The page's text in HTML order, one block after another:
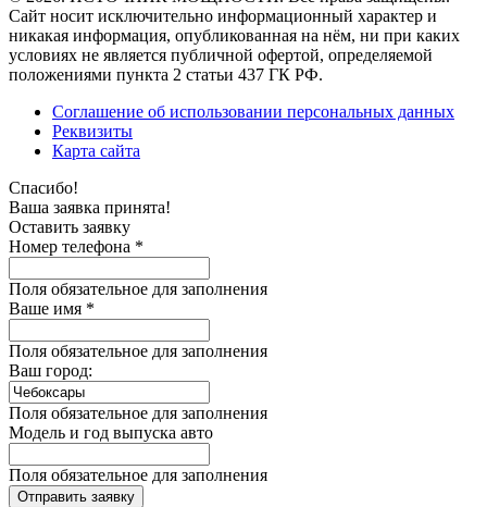
Сайт носит исключительно информационный характер и
никакая информация, опубликованная на нём, ни при каких
условиях не является публичной офертой, определяемой
положениями пункта 2 статьи 437 ГК РФ.
Соглашение об использовании персональных данных
Реквизиты
Карта сайта
Спасибо!
Ваша заявка принята!
Оставить заявку
Номер телефона *
Поля обязательное для заполнения
Ваше имя *
Поля обязательное для заполнения
Ваш город:
Поля обязательное для заполнения
Модель и год выпуска авто
Поля обязательное для заполнения
Отправить заявку